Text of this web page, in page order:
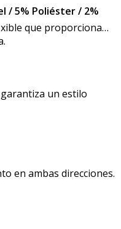
/ 5% Poliéster / 2%
que proporciona
un estilo
en ambas direcciones.